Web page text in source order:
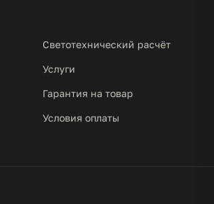
Светотехнический расчёт
Услуги
Гарантия на товар
Условия оплаты